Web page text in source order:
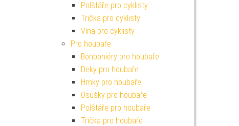
Polštáře pro cyklisty
Trička pro cyklisty
Vína pro cyklisty
Pro houbaře
Bonboniéry pro houbaře
Deky pro houbaře
Hrnky pro houbaře
Osušky pro houbaře
Polštáře pro houbaře
Trička pro houbaře